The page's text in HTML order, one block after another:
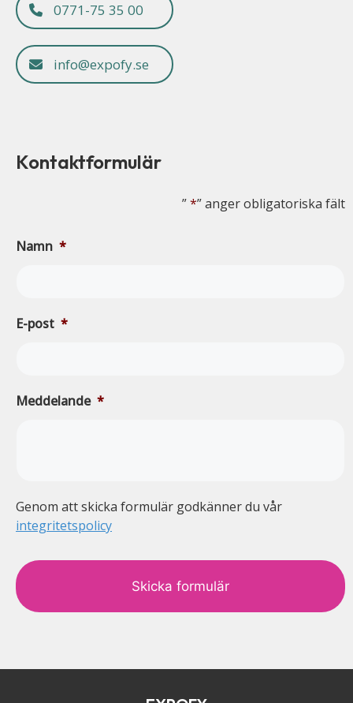
0771-75 35 00
info@expofy.se
Kontaktformulär
”*” anger obligatoriska fält
Namn *
E-post *
Meddelande *
Genom att skicka formulär godkänner du vår
integritetspolicy
a
p
t